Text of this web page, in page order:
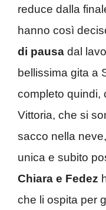
reduce dalla
hanno così
di pausa dal
bellissima gita a
completo quindi,
Vittoria, che si
sacco nella
unica e subito
Chiara e Fedez
che li ospita per